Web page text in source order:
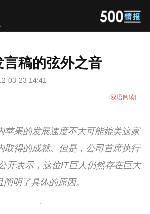
稿的弦外之音
03-23 14:41
[双语阅读]
苹果的发展速度不大可能媲美这家
取得的成就。但是，公司首席执行
开表示，这位IT巨人仍然存在巨大
明了具体的原因。